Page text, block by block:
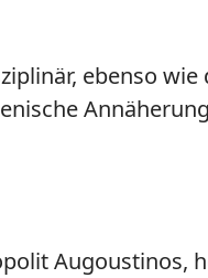
ebenso
Augoustinos,